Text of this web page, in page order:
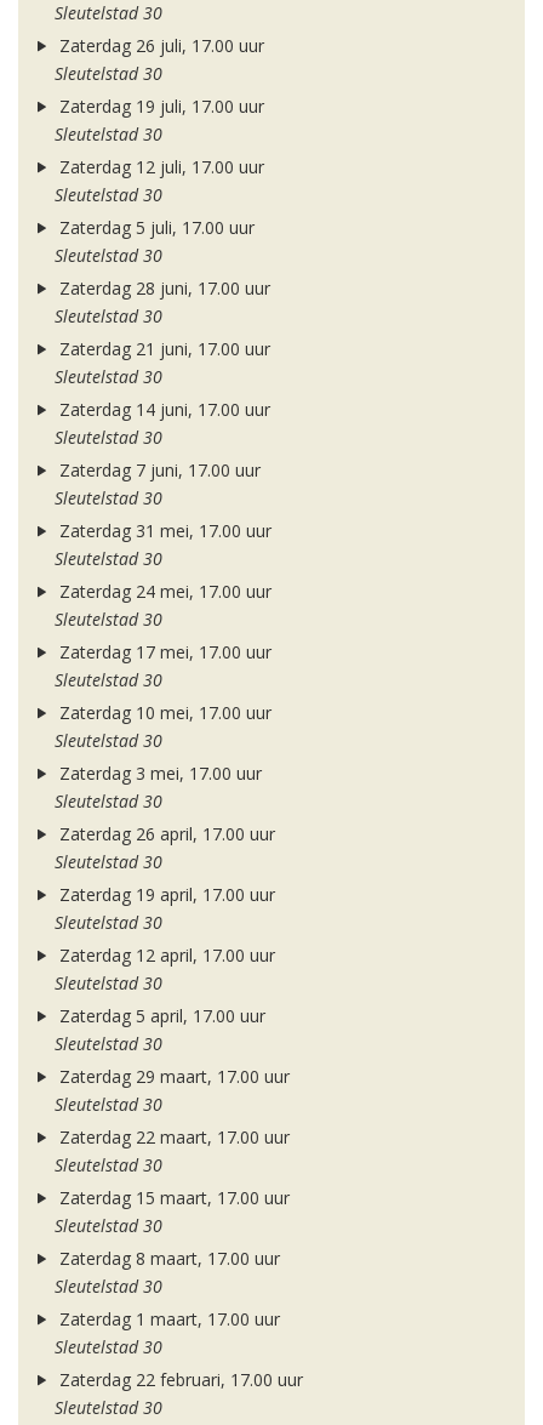
Sleutelstad 30
Zaterdag 26 juli, 17.00 uur
Sleutelstad 30
Zaterdag 19 juli, 17.00 uur
Sleutelstad 30
Zaterdag 12 juli, 17.00 uur
Sleutelstad 30
Zaterdag 5 juli, 17.00 uur
Sleutelstad 30
Zaterdag 28 juni, 17.00 uur
Sleutelstad 30
Zaterdag 21 juni, 17.00 uur
Sleutelstad 30
Zaterdag 14 juni, 17.00 uur
Sleutelstad 30
Zaterdag 7 juni, 17.00 uur
Sleutelstad 30
Zaterdag 31 mei, 17.00 uur
Sleutelstad 30
Zaterdag 24 mei, 17.00 uur
Sleutelstad 30
Zaterdag 17 mei, 17.00 uur
Sleutelstad 30
Zaterdag 10 mei, 17.00 uur
Sleutelstad 30
Zaterdag 3 mei, 17.00 uur
Sleutelstad 30
Zaterdag 26 april, 17.00 uur
Sleutelstad 30
Zaterdag 19 april, 17.00 uur
Sleutelstad 30
Zaterdag 12 april, 17.00 uur
Sleutelstad 30
Zaterdag 5 april, 17.00 uur
Sleutelstad 30
Zaterdag 29 maart, 17.00 uur
Sleutelstad 30
Zaterdag 22 maart, 17.00 uur
Sleutelstad 30
Zaterdag 15 maart, 17.00 uur
Sleutelstad 30
Zaterdag 8 maart, 17.00 uur
Sleutelstad 30
Zaterdag 1 maart, 17.00 uur
Sleutelstad 30
Zaterdag 22 februari, 17.00 uur
Sleutelstad 30